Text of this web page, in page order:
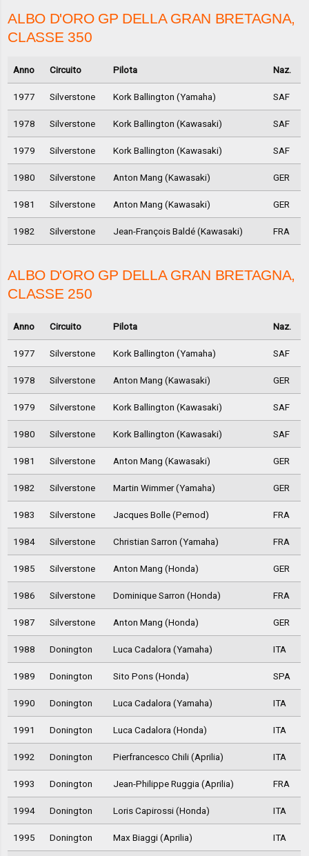
ALBO D'ORO GP DELLA GRAN BRETAGNA,
CLASSE 350
Anno Circuito Pilota Naz.
1977 Silverstone Kork Ballington (Yamaha) SAF
1978 Silverstone Kork Ballington (Kawasaki) SAF
1979 Silverstone Kork Ballington (Kawasaki) SAF
1980 Silverstone Anton Mang (Kawasaki) GER
1981 Silverstone Anton Mang (Kawasaki) GER
1982 Silverstone Jean-François Baldé (Kawasaki) FRA
ALBO D'ORO GP DELLA GRAN BRETAGNA,
CLASSE 250
Anno Circuito Pilota Naz.
1977 Silverstone Kork Ballington (Yamaha) SAF
1978 Silverstone Anton Mang (Kawasaki) GER
1979 Silverstone Kork Ballington (Kawasaki) SAF
1980 Silverstone Kork Ballington (Kawasaki) SAF
1981 Silverstone Anton Mang (Kawasaki) GER
1982 Silverstone Martin Wimmer (Yamaha) GER
1983 Silverstone Jacques Bolle (Pernod) FRA
1984 Silverstone Christian Sarron (Yamaha) FRA
1985 Silverstone Anton Mang (Honda) GER
1986 Silverstone Dominique Sarron (Honda) FRA
1987 Silverstone Anton Mang (Honda) GER
1988 Donington Luca Cadalora (Yamaha) ITA
1989 Donington Sito Pons (Honda) SPA
1990 Donington Luca Cadalora (Yamaha) ITA
1991 Donington Luca Cadalora (Honda) ITA
1992 Donington Pierfrancesco Chili (Aprilia) ITA
1993 Donington Jean-Philippe Ruggia (Aprilia) FRA
1994 Donington Loris Capirossi (Honda) ITA
1995 Donington Max Biaggi (Aprilia) ITA